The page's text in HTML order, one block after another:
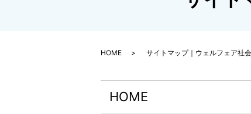
HOME サイトマップ｜ウェルフェア社
HOME